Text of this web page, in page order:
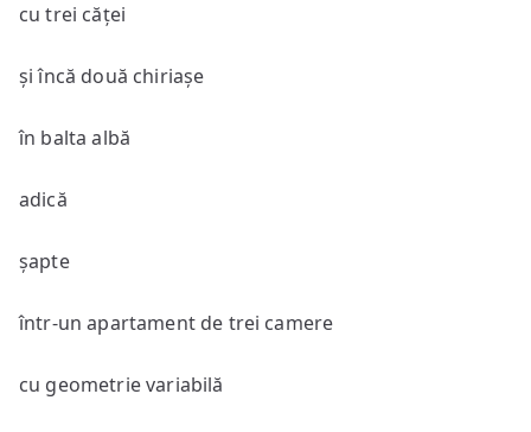
cu trei căței
și încă două chiriașe
în balta albă
adică
șapte
într-un apartament de trei camere
cu geometrie variabilă